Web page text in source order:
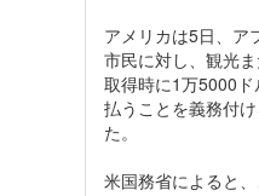
アメリカは5日、ア
市民に対し、観光
取得時に1万5000
払うことを義務付
た。
米国務省によると